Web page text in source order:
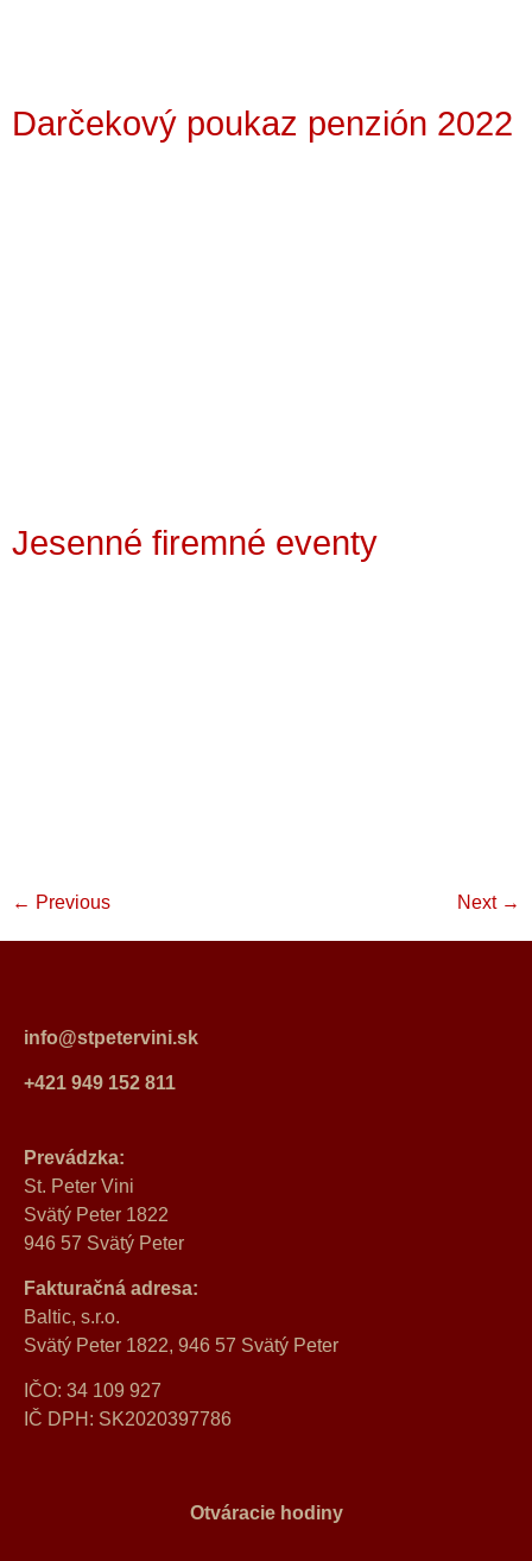
Darčekový poukaz penzión 2022
Jesenné firemné eventy
← Previous Next →
info@stpetervini.sk
+421 949 152 811
Prevádzka:
St. Peter Vini
Svätý Peter 1822
946 57 Svätý Peter
Fakturačná adresa:
Baltic, s.r.o.
Svätý Peter 1822, 946 57 Svätý Peter
IČO: 34 109 927
IČ DPH: SK2020397786
Otváracie hodiny